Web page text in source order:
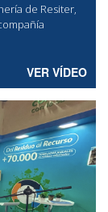
de Resiter,
VER VÍDEO